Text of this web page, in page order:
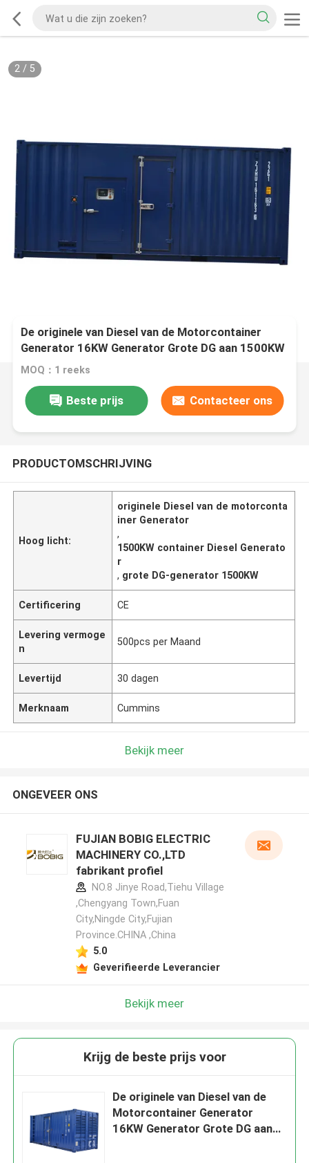
2/ 5
De originele van Diesel van de Motorcontainer
Generator 16KW Generator Grote DG aan 1500KW
MOQ：1 reeks
Beste prijs Contacteer ons
PRODUCTOMSCHRIJVING
Hoog licht:
originele Diesel van de motorconta
iner Generator
,
1500KW container Diesel Generato
r
, grote DG-generator 1500KW
Certificering CE
Levering vermoge
n
500pcs per Maand
Levertijd 30 dagen
Merknaam Cummins
Bekijk meer
ONGEVEER ONS
FUJIAN BOBIG ELECTRIC
MACHINERY CO.,LTD
fabrikant profiel
NO.8 Jinye Road,Tiehu Village
,Chengyang Town,Fuan
City,Ningde City,Fujian
Province.CHINA ,China
5.0
Geverifieerde Leverancier
Bekijk meer
Krijg de beste prijs voor
De originele van Diesel van de
Motorcontainer Generator
16KW Generator Grote DG aan